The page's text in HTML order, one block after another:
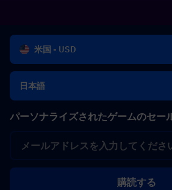
米国 - USD
日本語
パーソナライズされたゲームのセー
購読する